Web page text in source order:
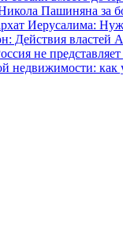
Пашиняна за
Иерусалима:
Действия властей
не
недвижимости: как